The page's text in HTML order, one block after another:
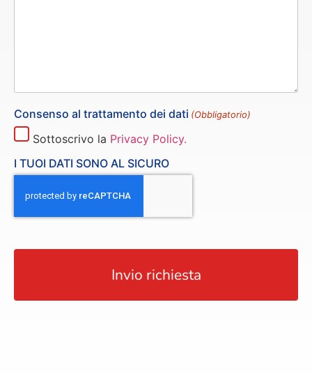
Consenso al trattamento dei dati (Obbligatorio)
Sottoscrivo la Privacy Policy.
I TUOI DATI SONO AL SICURO